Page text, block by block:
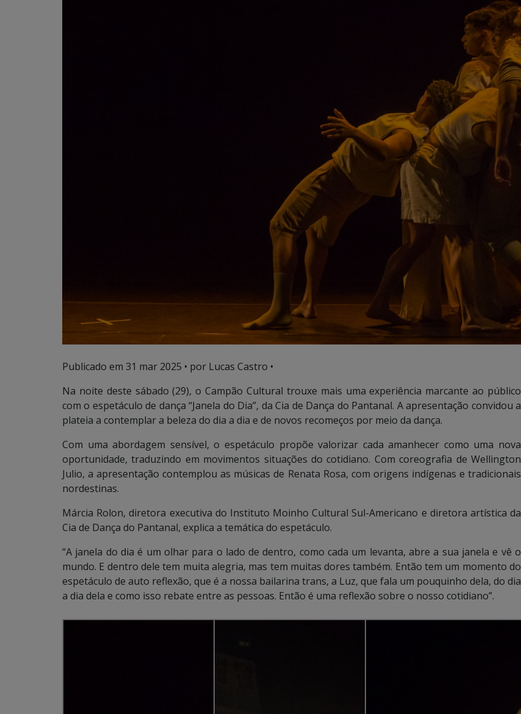
Publicado em 31 mar 2025 • por Lucas Castro •
Na noite deste sábado (29), o Campão Cultural trouxe mais uma experiência marcante ao público
com o espetáculo de dança “Janela do Dia”, da Cia de Dança do Pantanal. A apresentação convidou a
plateia a contemplar a beleza do dia a dia e de novos recomeços por meio da dança.
Com uma abordagem sensível, o espetáculo propõe valorizar cada amanhecer como uma nova
oportunidade, traduzindo em movimentos situações do cotidiano. Com coreografia de Wellington
Julio, a apresentação contemplou as músicas de Renata Rosa, com origens indígenas e tradicionais
nordestinas.
Márcia Rolon, diretora executiva do Instituto Moinho Cultural Sul-Americano e diretora artística da
Cia de Dança do Pantanal, explica a temática do espetáculo.
“A janela do dia é um olhar para o lado de dentro, como cada um levanta, abre a sua janela e vê o
mundo. E dentro dele tem muita alegria, mas tem muitas dores também. Então tem um momento do
espetáculo de auto reflexão, que é a nossa bailarina trans, a Luz, que fala um pouquinho dela, do dia
a dia dela e como isso rebate entre as pessoas. Então é uma reflexão sobre o nosso cotidiano”.